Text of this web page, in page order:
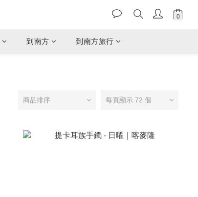
到南方 到南方旅行
商品排序 每頁顯示 72 個